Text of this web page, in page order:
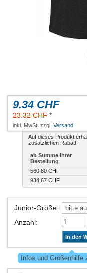
9.34 CHF
23.32 CHF *
inkl. MwSt. zzgl. Versand
Auf dieses Produkt
zusätzlichen Rabatt:
ab Summe Ihrer
Bestellung
560.80 CHF
934.67 CHF
Junior-Größe:
Anzahl:
In den
Infos und Größenhilfe